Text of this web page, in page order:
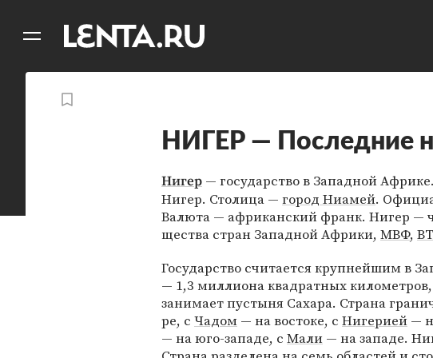
НИГЕР — Последние
Нигер — государство в Западной
Нигер. Столица — город Ниамей.
Валюта — африканский франк. Нигер —
ще­ст­ва стран Западной Аф­ри­ки, МВФ,
Государство считается крупнейшим в
— 1,3 миллиона квадратных
занимает пустыня Сахара. Страна
ре, с Ча­дом — на вос­то­ке, c Ни­ге­ри­ей —
— на юго-за­па­де, с Ма­ли — на за­па­де.